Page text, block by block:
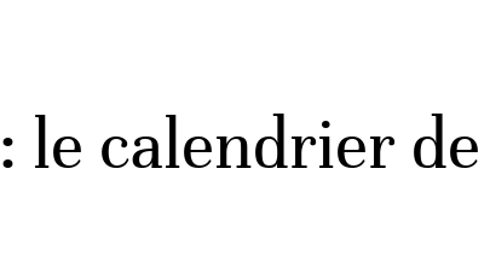
le calendrier